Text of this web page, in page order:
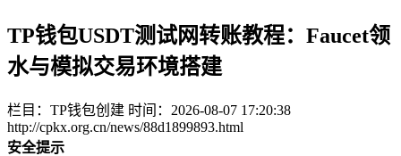
TP钱包USDT测试网转账教程：Faucet领
水与模拟交易环境搭建
栏目：TP钱包创建 时间：2026-08-07 17:20:38
http://cpkx.org.cn/news/88d1899893.html
安全提示